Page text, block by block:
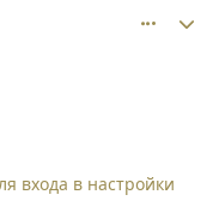
входа в настройки